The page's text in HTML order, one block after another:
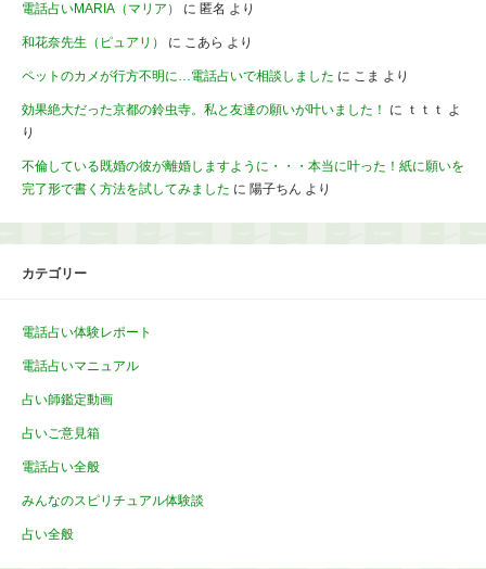
電話占いMARIA（マリア） に 匿名 より
和花奈先生（ピュアリ） に こあら より
ペットのカメが行方不明に…電話占いで相談しました に こま より
効果絶大だった京都の鈴虫寺。私と友達の願いが叶いました！ に ｔｔｔ よ
り
不倫している既婚の彼が離婚しますように・・・本当に叶った！紙に願いを
完了形で書く方法を試してみました に 陽子ちん より
カテゴリー
電話占い体験レポート
電話占いマニュアル
占い師鑑定動画
占いご意見箱
電話占い全般
みんなのスピリチュアル体験談
占い全般